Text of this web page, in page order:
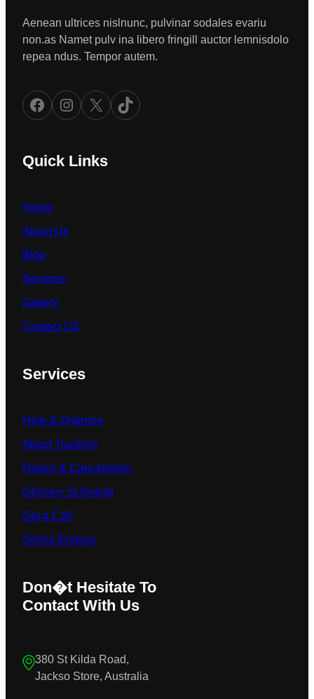
Aenean ultrices nislnunc, pulvinar sodales evariu
non.as Namet pulv ina libero fringill auctor lemnisdolo
repea ndus. Tempor autem.
Facebook Instagram X TikTok
Quick Links
Home
About Us
Blog
Services
Gallery
Contact US
Services
Help & Ordering
About Tracking
Return & Cancelletion
Delivery Schedule
Get a Call
Online Enquiry
Don�t Hesitate To
Contact With Us
380 St Kilda Road,
Jackso Store, Australia